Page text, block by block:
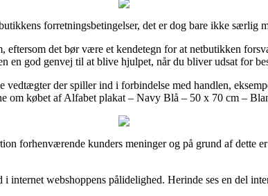
forretningsbetingelser, det er dog bare ikke særlig
det bør være et kendetegn for at netbutikken
en god genvej til at blive hjulpet, når du bliver udsat for
vedtægter der spiller ind i forbindelse med handlen,
om købet af Alfabet plakat – Navy Blå – 50 x 70 cm –
forhenværende kunders meninger og på grund af dette
internet webshoppens pålidelighed. Herinde ses en del